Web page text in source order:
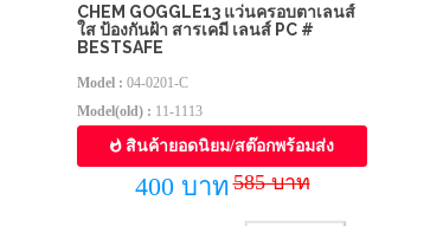
CHEM GOGGLE13 แว่นครอบตาเลนส์
ใส ป้องกันฝ้า สารเคมี เลนส์ PC #
BESTSAFE
Model : 04-0201-C
Model(old) : 11-1113
สินค้ายอดนิยม/สต๊อกพร้อมส่ง
400 บาท 585 บาท